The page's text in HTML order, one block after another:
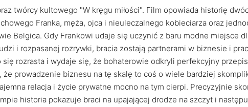
twórcy kultowego "W kręgu miłości". Film opowiada historię
Franka, męża, ojca i nieuleczalnego kobieciarza oraz
Belgica. Gdy Frankowi udaje się uczynić z baru modne miejsce
i rozpasanej rozrywki, bracia zostają partnerami w biznesie i
rozrasta i wydaje się, że bohaterowie odkryli perfekcyjny
że prowadzenie biznesu na tę skalę to coś o wiele bardziej
relacja i życie prywatne mocno na tym cierpi. Precyzyjnie
historia pokazuje braci na upajającej drodze na szczyt i